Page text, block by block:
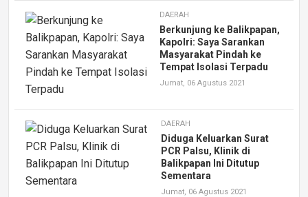
DAERAH
Berkunjung ke Balikpapan,
Kapolri: Saya Sarankan
Masyarakat Pindah ke
Tempat Isolasi Terpadu
Jumat, 06 Agustus 2021
DAERAH
Diduga Keluarkan Surat
PCR Palsu, Klinik di
Balikpapan Ini Ditutup
Sementara
Jumat, 06 Agustus 2021